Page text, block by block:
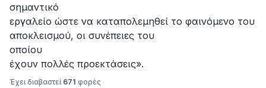
σημαντικό
εργαλείο ώστε να καταπολεμηθεί το φαινόμενο του
αποκλεισμού, οι συνέπειες του
οποίου
έχουν πολλές προεκτάσεις».
Έχει διαβαστεί 671 φορές